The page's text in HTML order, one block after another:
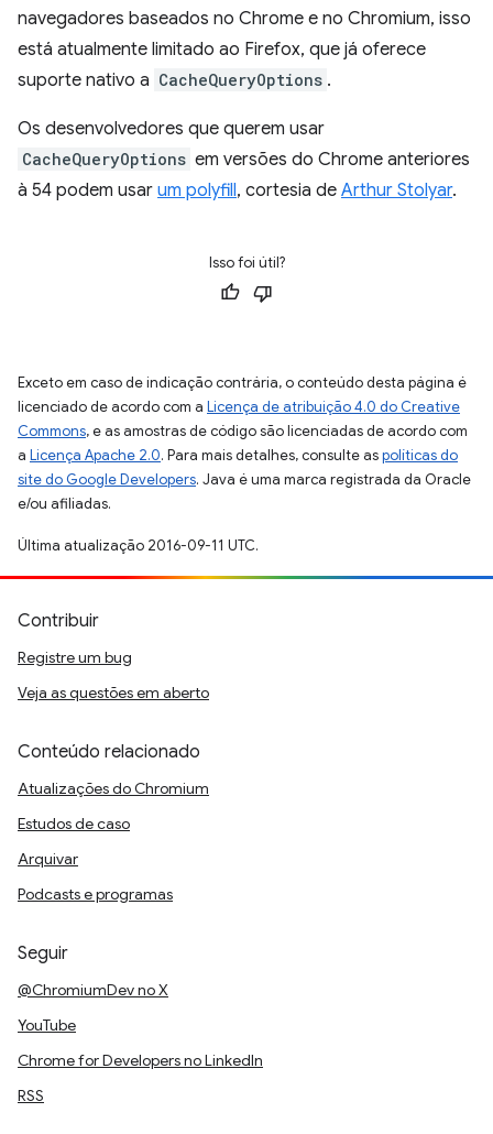
navegadores baseados no Chrome e no Chromium, isso
está atualmente limitado ao Firefox, que já oferece
suporte nativo a CacheQueryOptions .
Os desenvolvedores que querem usar
CacheQueryOptions em versões do Chrome anteriores
à 54 podem usar um polyfill, cortesia de Arthur Stolyar.
Isso foi útil?
Exceto em caso de indicação contrária, o conteúdo desta página é
licenciado de acordo com a Licença de atribuição 4.0 do Creative
Commons, e as amostras de código são licenciadas de acordo com
a Licença Apache 2.0. Para mais detalhes, consulte aspolíticas do
site do Google Developers. Java é uma marca registrada da Oracle
e/ou afiliadas.
Última atualização 2016-09-11 UTC.
Contribuir
Registre um bug
Veja as questões em aberto
Conteúdo relacionado
Atualizações do Chromium
Estudos de caso
Arquivar
Podcasts e programas
Seguir
@ChromiumDev no X
YouTube
Chrome for Developers no LinkedIn
RSS